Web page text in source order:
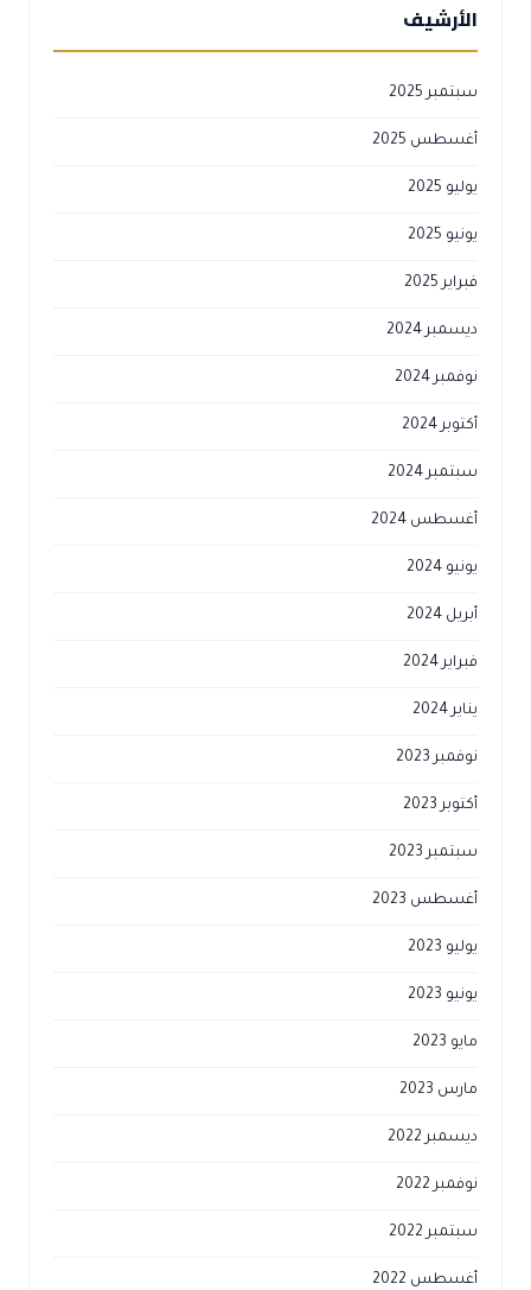
الأرشيف
سبتمبر 2025
أغسطس 2025
يوليو 2025
يونيو 2025
فبراير 2025
ديسمبر 2024
نوفمبر 2024
أكتوبر 2024
سبتمبر 2024
أغسطس 2024
يونيو 2024
أبريل 2024
فبراير 2024
يناير 2024
نوفمبر 2023
أكتوبر 2023
سبتمبر 2023
أغسطس 2023
يوليو 2023
يونيو 2023
مايو 2023
مارس 2023
ديسمبر 2022
نوفمبر 2022
سبتمبر 2022
أغسطس 2022